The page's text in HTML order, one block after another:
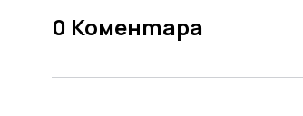
0 Коментара